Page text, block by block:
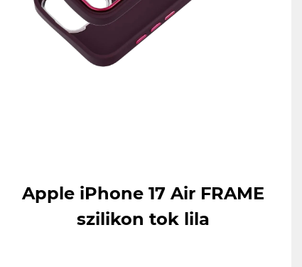
Apple iPhone 17 Air FRAME
szilikon tok lila